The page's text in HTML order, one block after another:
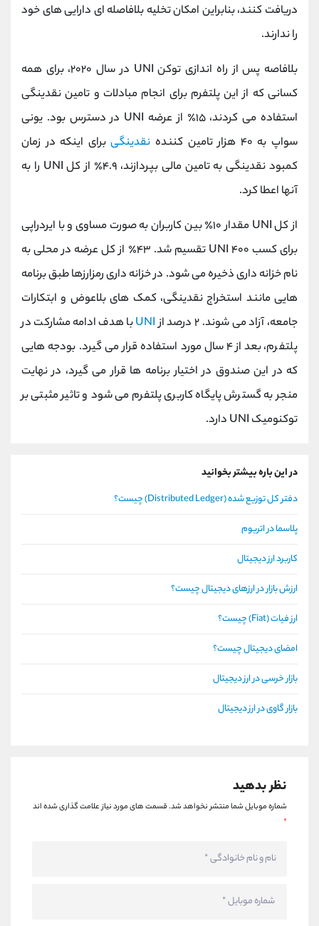
دریافت کنند، بنابراین امکان تخلیه بلافاصله ای دارایی های خود
را ندارند.
بلافاصه پس از راه اندازی توکن UNI در سال ۲۰۲۰، برای همه
کسانی که از این پلتفرم برای انجام مبادلات و تامین نقدینگی
استفاده می کردند، ۱۵٪ از عرضه UNI در دسترس بود. یونی
سواپ به ۴۰ هزار تامین کننده
نقدینگیبرای اینکه در زمان
کمبود نقدینگی به تامین مالی بپردازند، ۴.۹٪ از کل UNI را به
آنها اعطا کرد.
از کل UNI مقدار ۱۰٪ بین کاربران به صورت مساوی و با ایردراپی
برای کسب ۴۰۰ UNI تقسیم شد. ۴۳٪ از کل عرضه در محلی به
نام خزانه داری ذخیره می شود. در خزانه داری رمزارزها طبق برنامه
هایی مانند استخراج نقدینگی، کمک های بلاعوض و ابتکارات
جامعه، آزاد می شوند. ۲ درصد از
UNIبا هدف ادامه مشارکت در
پلتفرم، بعد از ۴ سال مورد استفاده قرار می گیرد. بودجه هایی
که در این صندوق در اختیار برنامه ها قرار می گیرد، در نهایت
منجر به گسترش پایگاه کاربری پلتفرم می شود و تاثیر مثبتی بر
توکنومیک UNI دارد.
در این باره بیشتر بخوانید
دفتر کل توزیع شده (Distributed Ledger) چیست؟
پلاسما در اتریوم
کاربرد ارز دیجیتال
ارزش بازار در ارزهای دیجیتال چیست؟
ارز فیات (Fiat) چیست؟
امضای دیجیتال چیست؟
بازار خرسی در ارز دیجیتال
بازار گاوی در ارز دیجیتال
نظر بدهید
شماره موبایل شما منتشر نخواهد شد.قسمت های مورد نیاز علامت گذاری شده اند
*